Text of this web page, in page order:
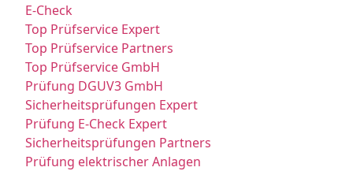
E-Check
Top Prüfservice Expert
Top Prüfservice Partners
Top Prüfservice GmbH
Prüfung DGUV3 GmbH
Sicherheitsprüfungen Expert
Prüfung E-Check Expert
Sicherheitsprüfungen Partners
Prüfung elektrischer Anlagen